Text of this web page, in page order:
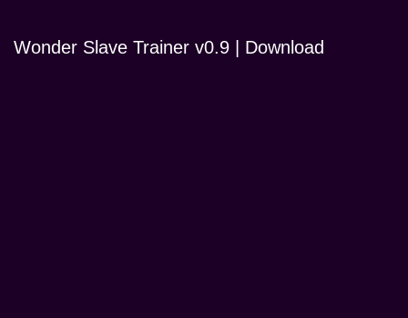
Wonder Slave Trainer v0.9 | Download